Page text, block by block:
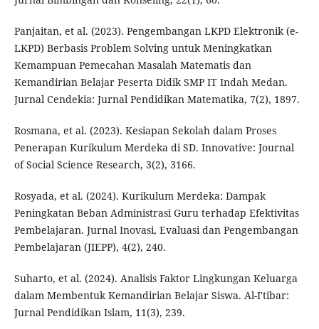
Panjaitan, et al. (2023). Pengembangan LKPD Elektronik (e-
LKPD) Berbasis Problem Solving untuk Meningkatkan
Kemampuan Pemecahan Masalah Matematis dan
Kemandirian Belajar Peserta Didik SMP IT Indah Medan.
Jurnal Cendekia: Jurnal Pendidikan Matematika, 7(2), 1897.
Rosmana, et al. (2023). Kesiapan Sekolah dalam Proses
Penerapan Kurikulum Merdeka di SD. Innovative: Journal
of Social Science Research, 3(2), 3166.
Rosyada, et al. (2024). Kurikulum Merdeka: Dampak
Peningkatan Beban Administrasi Guru terhadap Efektivitas
Pembelajaran. Jurnal Inovasi, Evaluasi dan Pengembangan
Pembelajaran (JIEPP), 4(2), 240.
Suharto, et al. (2024). Analisis Faktor Lingkungan Keluarga
dalam Membentuk Kemandirian Belajar Siswa. Al-I'tibar:
Jurnal Pendidikan Islam, 11(3), 239.